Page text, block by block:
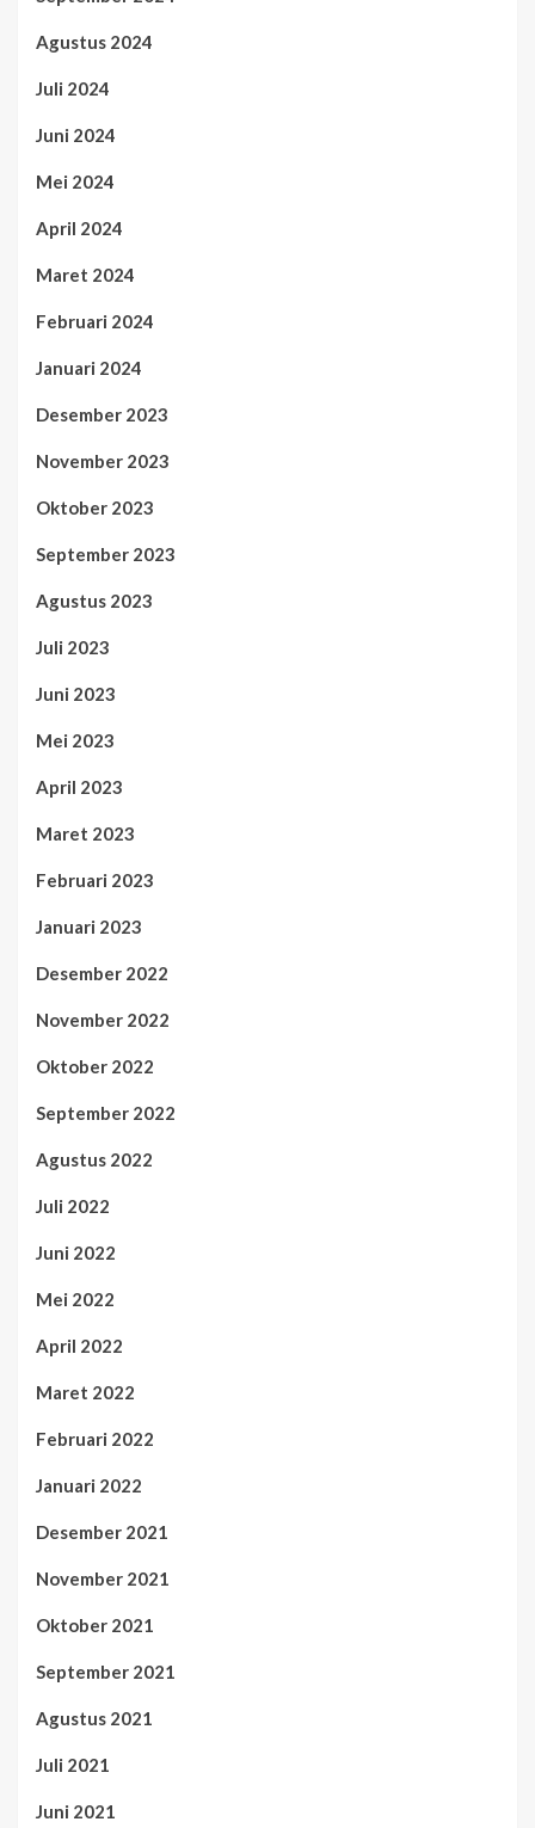
Agustus 2024
Juli 2024
Juni 2024
Mei 2024
April 2024
Maret 2024
Februari 2024
Januari 2024
Desember 2023
November 2023
Oktober 2023
September 2023
Agustus 2023
Juli 2023
Juni 2023
Mei 2023
April 2023
Maret 2023
Februari 2023
Januari 2023
Desember 2022
November 2022
Oktober 2022
September 2022
Agustus 2022
Juli 2022
Juni 2022
Mei 2022
April 2022
Maret 2022
Februari 2022
Januari 2022
Desember 2021
November 2021
Oktober 2021
September 2021
Agustus 2021
Juli 2021
Juni 2021